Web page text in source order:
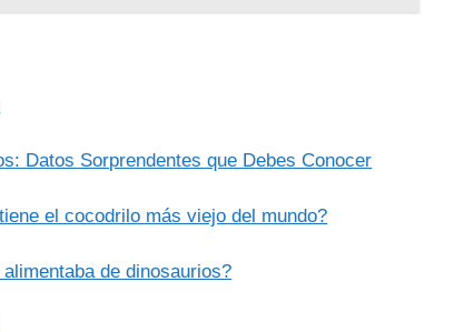
Datos Sorprendentes que Debes Conocer
el cocodrilo más viejo del mundo?
de dinosaurios?